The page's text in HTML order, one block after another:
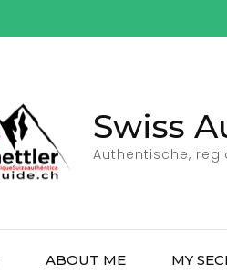
Swiss
Authentische,
ABOUT ME MY